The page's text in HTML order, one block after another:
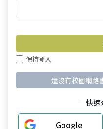
保持登入
還沒有校園網路
快
Google